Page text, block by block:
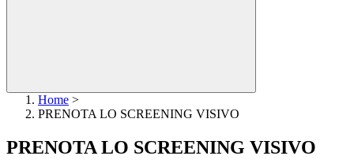
Home >
PRENOTA LO SCREENING VISIVO
PRENOTA LO SCREENING VISIVO